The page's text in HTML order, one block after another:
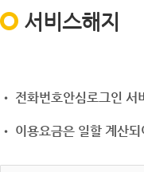
서비스해지
• 전화번호안심로그인 서
• 이용요금은 일할 계산